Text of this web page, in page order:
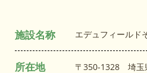
施設名称 エデュフィールド
所在地 〒350-1328 埼玉